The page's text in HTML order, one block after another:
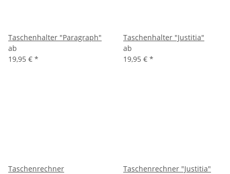
Taschenhalter "Paragraph"
ab
19,95 € *
Taschenhalter "Justitia"
ab
19,95 € *
Taschenrechner
Taschenrechner "Justitia"